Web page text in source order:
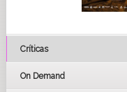
Críticas
On Demand